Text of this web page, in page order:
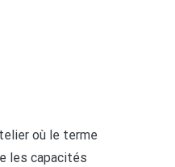
où le terme
les capacités